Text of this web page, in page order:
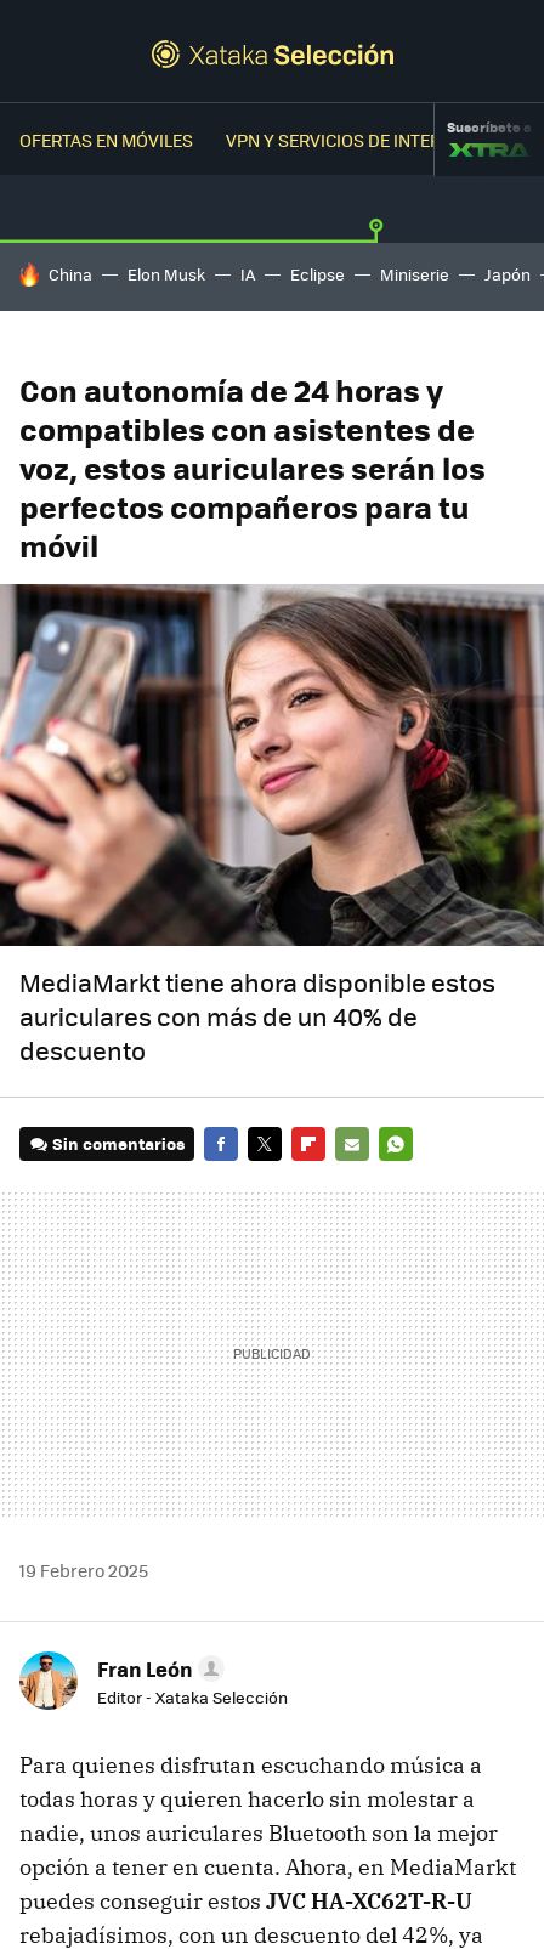
OFERTAS EN MÓVILES VPN Y SERVICIOS DE INTERNETSuscríbete a
HOY SE HABLA DE
China Elon Musk IA Eclipse Miniserie Japón
Con autonomía de 24 horas y
compatibles con asistentes de
voz, estos auriculares serán los
perfectos compañeros para tu
móvil
MediaMarkt tiene ahora disponible estos
auriculares con más de un 40% de
descuento
Sin comentarios
MAIL
19 Febrero 2025
Fran León
Editor - Xataka Selección
Para quienes disfrutan escuchando música a
todas horas y quieren hacerlo sin molestar a
nadie, unos auriculares Bluetooth son la mejor
opción a tener en cuenta. Ahora, en MediaMarkt
puedes conseguir estos JVC HA-XC62T-R-U
rebajadísimos, con un descuento del 42%, ya